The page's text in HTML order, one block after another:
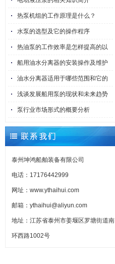
热泵机组的工作原理是什么？
水泵的选型及它的操作程序
热油泵的工作效率是怎样提高的以
船用油水分离器的安装操作及维护
油水分离器适用于哪些范围和它的
浅谈发展船用泵的现状和未来趋势
泵行业市场形式的概要分析
泰州坤鸿船舶装备有限公司
电话：17176442999
网址：www.ythaihui.com
邮箱：ythaihui@aliyun.com
地址：江苏省泰州市姜堰区罗塘街道南
环西路1002号